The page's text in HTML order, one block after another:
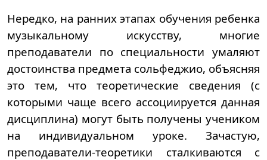
Нередко, на ранних этапах обучения ребенка
музыкальному искусству, многие
преподаватели по специальности умаляют
достоинства предмета сольфеджио, объясняя
это тем, что теоретические сведения (с
которыми чаще всего ассоциируется данная
дисциплина) могут быть получены учеником
на индивидуальном уроке. Зачастую,
преподаватели-теоретики сталкиваются с